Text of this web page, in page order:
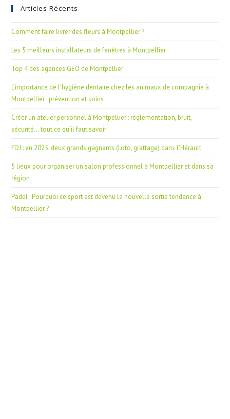
Articles Récents
Comment faire livrer des fleurs à Montpellier ?
Les 5 meilleurs installateurs de fenêtres à Montpellier
Top 4 des agences GEO de Montpellier
L’importance de l’hygiène dentaire chez les animaux de compagnie à
Montpellier : prévention et soins
Créer un atelier personnel à Montpellier : réglementation, bruit,
sécurité… tout ce qu’il faut savoir
FDJ : en 2025, deux grands gagnants (Loto, grattage) dans l’Hérault
5 lieux pour organiser un salon professionnel à Montpellier et dans sa
région
Padel : Pourquoi ce sport est devenu la nouvelle sortie tendance à
Montpellier ?